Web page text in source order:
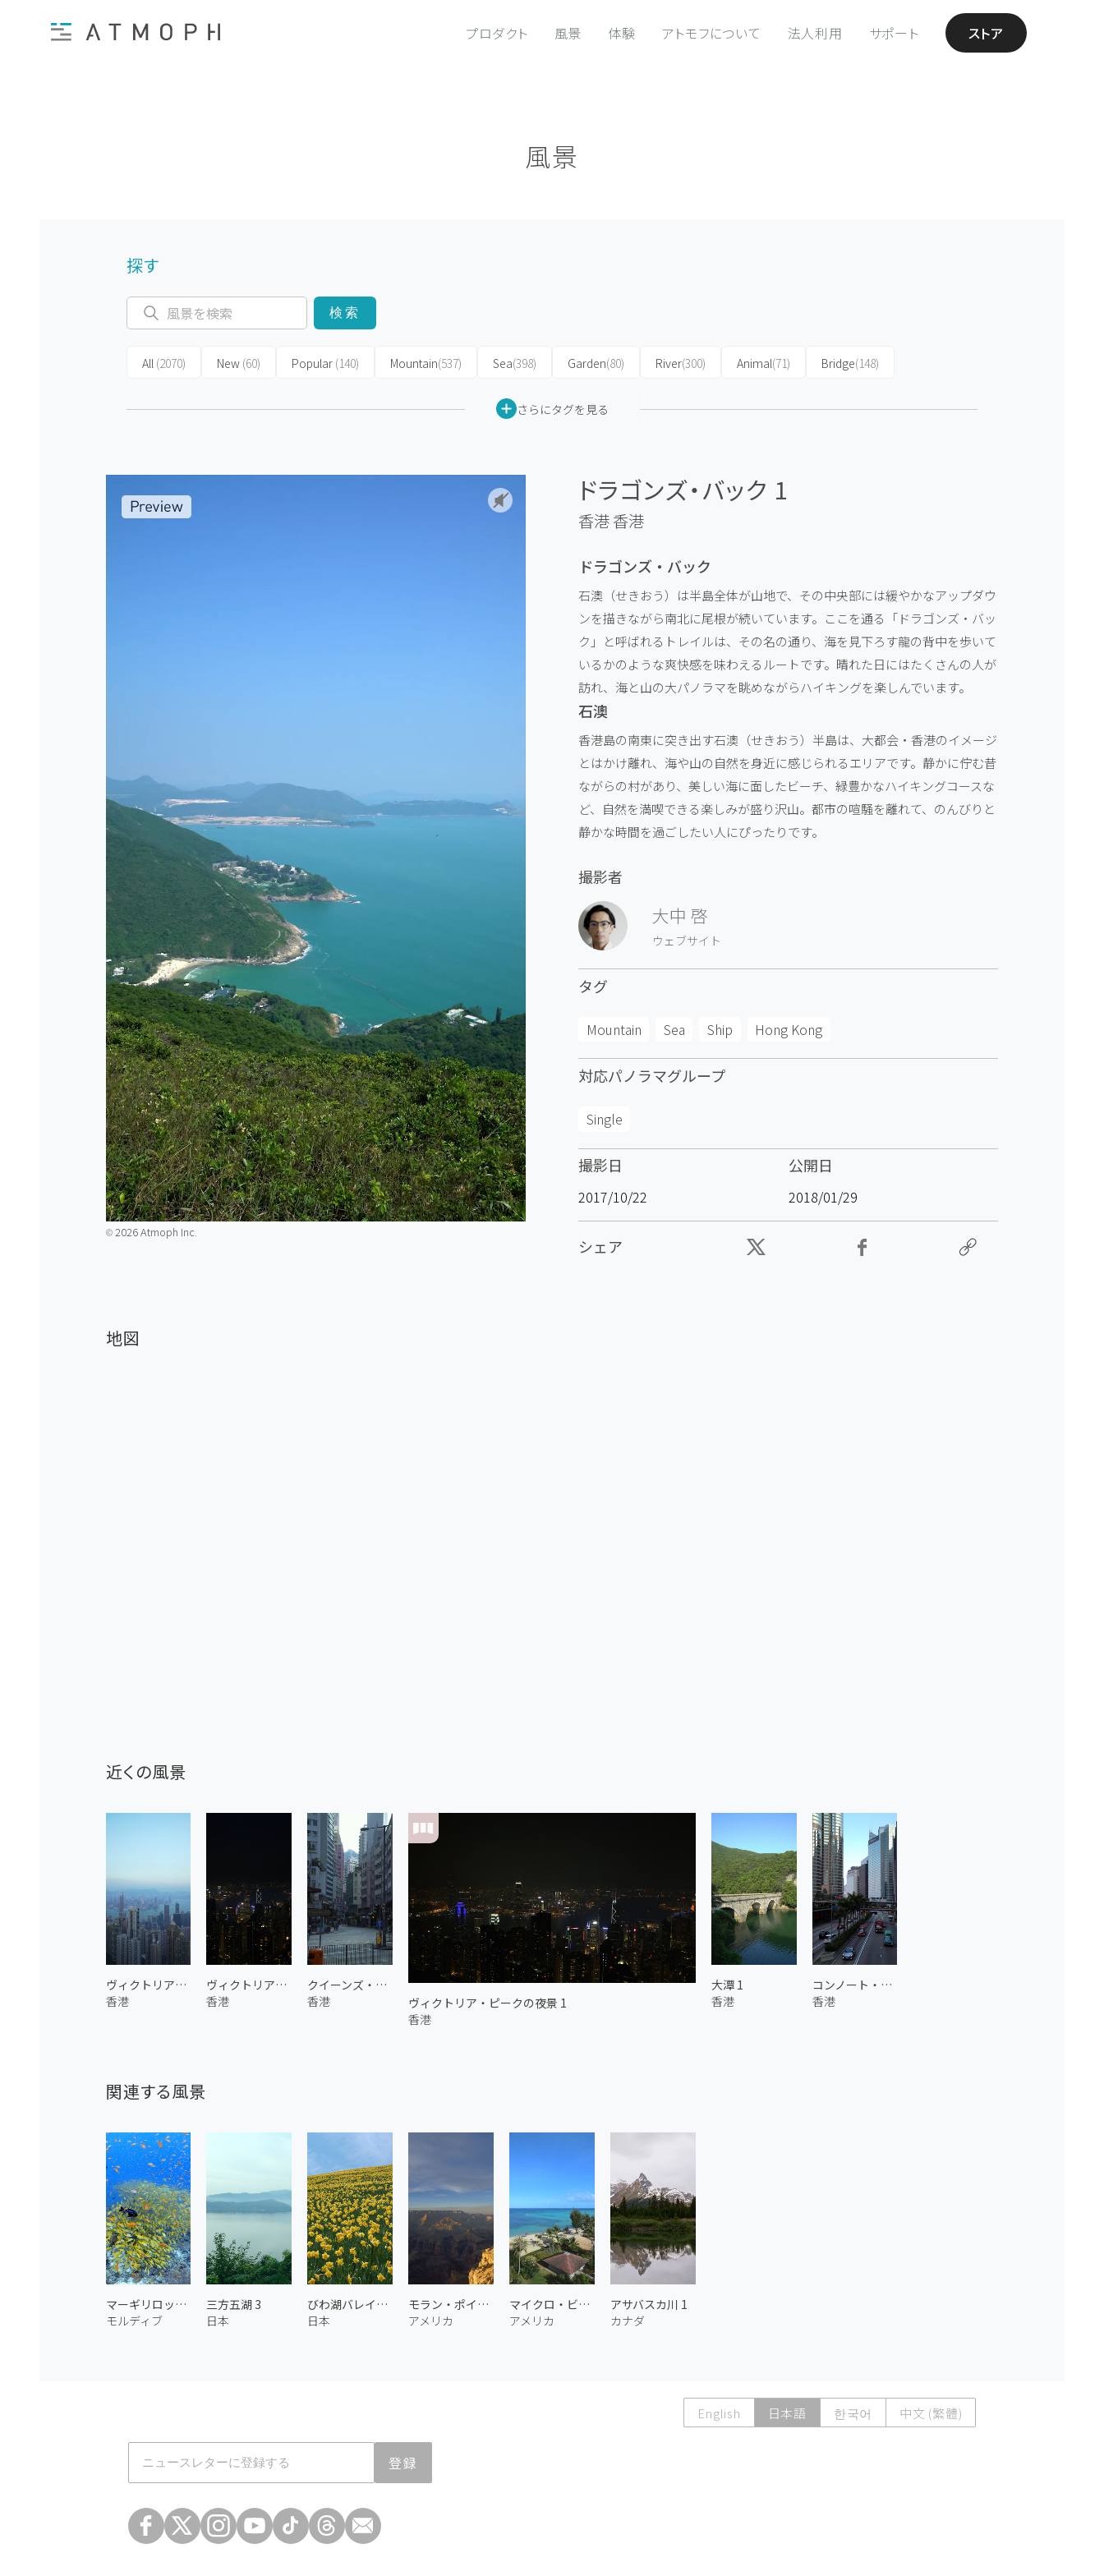
プロダクト 風景 体験 アトモフについて 法人利用 サポート ストア
風景
探す
検索
All (2070) New (60) Popular (140) Mountain(537) Sea(398) Garden(80) River(300) Animal(71) Bridge(148)
さらにタグを見る
©️2026 Atmoph Inc.
ドラゴンズ・バック 1
香港香港
ドラゴンズ・バック
石澳（せきおう）は半島全体が山地で、その中央部には緩やかなアップダウ
ンを描きながら南北に尾根が続いています。ここを通る「ドラゴンズ・バッ
ク」と呼ばれるトレイルは、その名の通り、海を見下ろす龍の背中を歩いて
いるかのような爽快感を味わえるルートです。晴れた日にはたくさんの人が
訪れ、海と山の大パノラマを眺めながらハイキングを楽しんでいます。
石澳
香港島の南東に突き出す石澳（せきおう）半島は、大都会・香港のイメージ
とはかけ離れ、海や山の自然を身近に感じられるエリアです。静かに佇む昔
ながらの村があり、美しい海に面したビーチ、緑豊かなハイキングコースな
ど、自然を満喫できる楽しみが盛り沢山。都市の喧騒を離れて、のんびりと
静かな時間を過ごしたい人にぴったりです。
撮影者
大中 啓
ウェブサイト
タグ
Mountain Sea Ship Hong Kong
対応パノラマグループ
Single
撮影日
2017/10/22
公開日
2018/01/29
シェア
地図
近くの風景
ヴィクトリア・ピーク 1
香港
ヴィクトリア・ピークの夜景 2
香港
クイーンズ・ロード
香港
ヴィクトリア・ピークの夜景 1
香港
大潭 1
香港
コンノート・ロード
香港
関連する風景
マーギリロックの海中
モルディブ
三方五湖 3
日本
びわ湖バレイのスイセンの丘 1
日本
モラン・ポイント 2
アメリカ
マイクロ・ビーチ 1
アメリカ
アサバスカ川 1
カナダ
English 日本語 한국어 中文 (繁體)
Atmoph News
登録